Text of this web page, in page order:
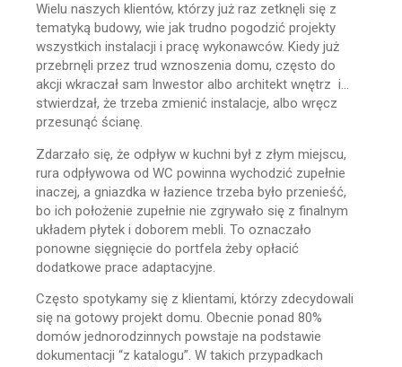
Wielu naszych klientów, którzy już raz zetknęli się z
tematyką budowy, wie jak trudno pogodzić projekty
wszystkich instalacji i pracę wykonawców. Kiedy już
przebrnęli przez trud wznoszenia domu, często do
akcji wkraczał sam Inwestor albo architekt wnętrz i…
stwierdzał, że trzeba zmienić instalacje, albo wręcz
przesunąć ścianę.
Zdarzało się, że odpływ w kuchni był z złym miejscu,
rura odpływowa od WC powinna wychodzić zupełnie
inaczej, a gniazdka w łazience trzeba było przenieść,
bo ich położenie zupełnie nie zgrywało się z finalnym
układem płytek i doborem mebli. To oznaczało
ponowne sięgnięcie do portfela żeby opłacić
dodatkowe prace adaptacyjne.
Często spotykamy się z klientami, którzy zdecydowali
się na gotowy projekt domu. Obecnie ponad 80%
domów jednorodzinnych powstaje na podstawie
dokumentacji “z katalogu”. W takich przypadkach